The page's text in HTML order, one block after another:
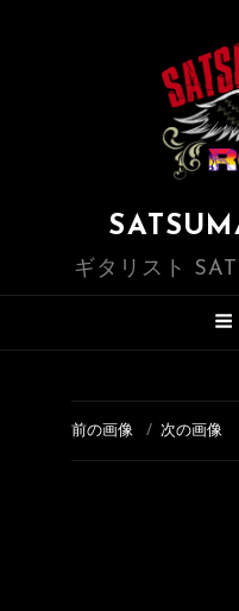
ギタリスト
前の画像 次の画像